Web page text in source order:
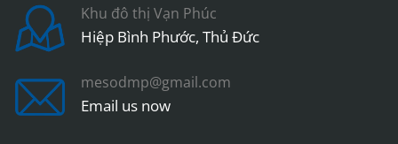
Khu đô thị Vạn Phúc
Hiệp Bình Phước, Thủ Đức
mesodmp@gmail.com
Email us now